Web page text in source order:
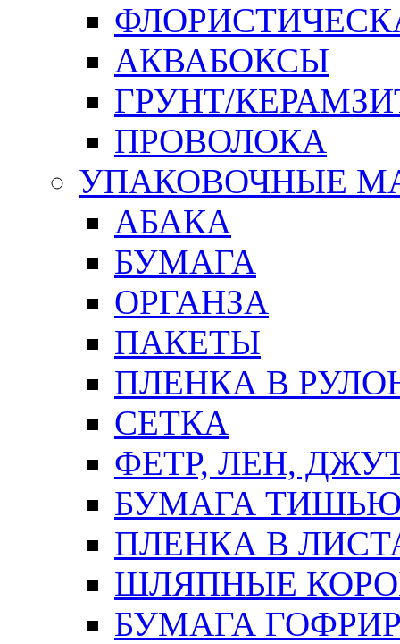
АКВАБОКСЫ
ГРУНТ/
ПРОВОЛОКА
УПАКОВОЧНЫЕ
АБАКА
БУМАГА
ОРГАНЗА
ПАКЕТЫ
ПЛЕНКА В
СЕТКА
ФЕТР, ЛЕН,
БУМАГА
ПЛЕНКА В
ШЛЯПНЫЕ
БУМАГА